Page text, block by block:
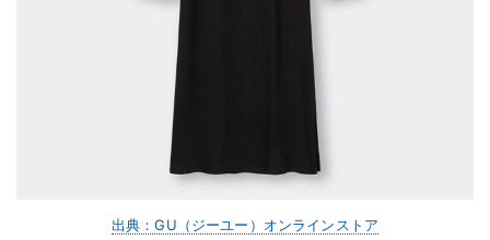
出典：GU（ジーユー）オンラインストア